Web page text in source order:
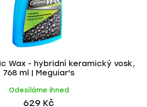
Wax - hybridní keramický vosk,
768 ml | Meguiar's
Odesíláme ihned
629 Kč